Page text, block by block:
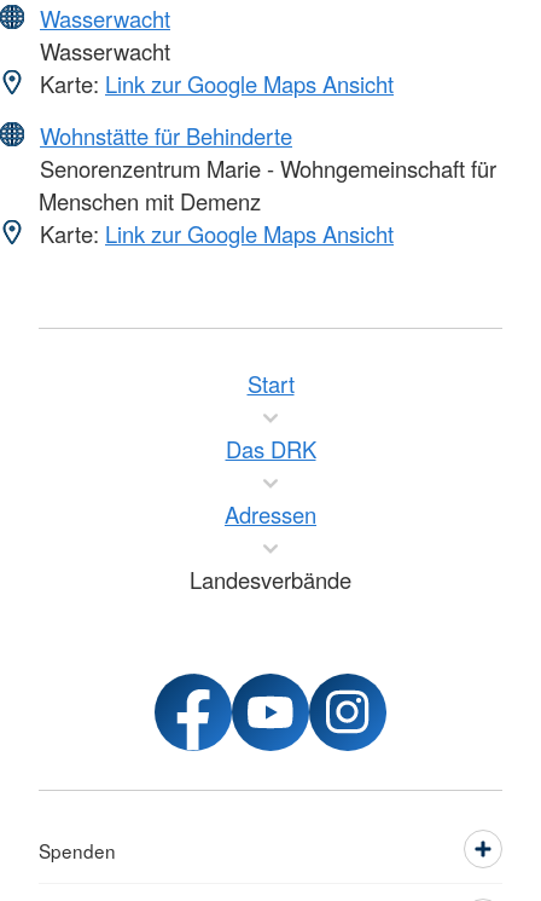
Wasserwacht
Wasserwacht
Karte: Link zur Google Maps Ansicht
Wohnstätte für Behinderte
Senorenzentrum Marie - Wohngemeinschaft für
Menschen mit Demenz
Karte: Link zur Google Maps Ansicht
Start
Das DRK
Adressen
Landesverbände
Spenden